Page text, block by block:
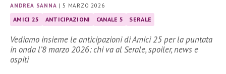
ANDREA SANNA |5 MARZO 2026
AMICI 25 ANTICIPAZIONI CANALE 5 SERALE
Vediamo insieme le anticipazioni di Amici 25 per la puntata
in onda l’8 marzo 2026: chi va al Serale, spoiler, news e
ospiti